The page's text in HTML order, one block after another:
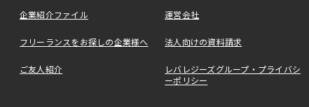
企業紹介ファイル 運営会社
フリーランスをお探しの企業様へ 法人向けの資料請求
ご友人紹介
レバレジーズグループ・プライバシ
ーポリシー